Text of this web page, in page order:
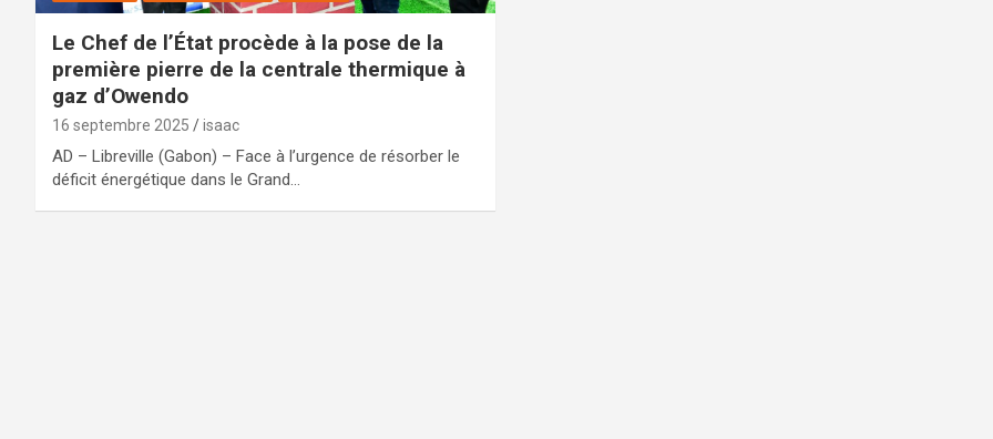
Le Chef de l’État procède à la pose de la
première pierre de la centrale thermique à
gaz d’Owendo
16 septembre 2025 isaac
AD – Libreville (Gabon) – Face à l’urgence de résorber le
déficit énergétique dans le Grand…